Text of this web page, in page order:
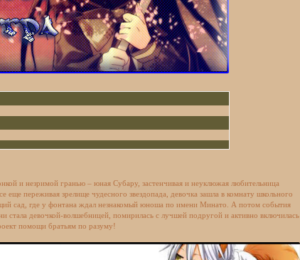
и незримой гранью – юная Субару, застенчивая и неуклюжая любительница
переживая зрелище чудесного звездопада, девочка зашла в комнату школьного
сад, где у фонтана ждал незнакомый юноша по имени Минато. А потом события
стала девочкой-волшебницей, помирилась с лучшей подругой и активно включилась
помощи братьям по разуму!